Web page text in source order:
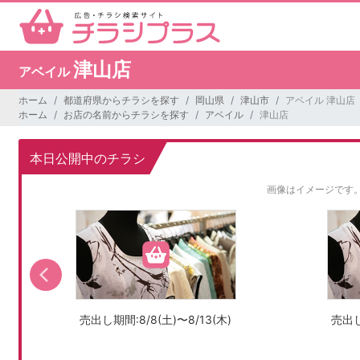
アベイル津山店
ホーム 都道府県からチラシを探す 岡山県 津山市
アベイル 津山店
ホーム
お店の名前からチラシを探す アベイル 津山店
本日公開中のチラシ
画像はイメージです
売出し期間:8/8(土)〜8/13(木) 売出